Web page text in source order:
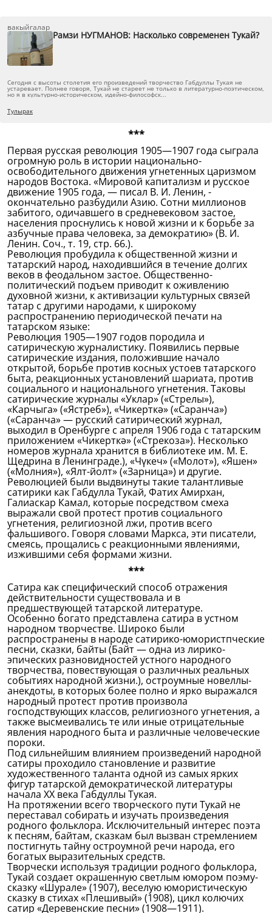
вакыйгалар
Рамзи НУГМАНОВ: Насколько современен Тукай?
Сегодня с высоты столетия его произведений творчество Габдуллы Тукая не
устаревает. Полнее говоря, Тукай не стареет не только в литературно-поэтическом,
но я в культурно-историческом, идейно-философск...
Тулырак
***
Первая русская революция 1905—1907 года сыграла
огромную роль в истории национально-
освободительного движения угнетенных царизмом
народов Востока. «Мировой капитализм и русское
движение 1905 года, — писал В. И. Ленин, -
окончательно разбудили Азию. Сотни миллионов
забитого, одичавшего в средневековом застое,
населения проснулись к новой жизни и к борьбе за
азбучные права человека, за демократию» (В. И.
Ленин. Соч., т. 19, стр. 66.).
Революция пробудила к общественной жизни и
татарский народ, находившийся в течение долгих
веков в феодальном застое. Общественно-
политический подъем приводит к оживлению
духовной жизни, к активизации культурных связей
татар с другими народами, к широкому
распространению периодической печати на
татарском языке:
Революция 1905—1907 годов породила и
сатирическую журналистику. Появились первые
сатирические издания, положившие начало
открытой, борьбе против косных устоев татарского
быта, реакционных установлений шариата, против
социального и национального угнетения. Таковы
сатирические журналы «Уклар» («Стрелы»),
«Карчыга» («Ястреб»), «Чикерткә» («Саранча»)
(«Саранча» — русский сатирический журнал,
выходил в Оренбурге с апреля 1906 года с татарским
приложением «Чикерткә» («Стрекоза»). Несколько
номеров журнала хранится в библиотеке им. М. Е.
Щедрина в Ленинграде.), «Чүкеч» («Молот»), «Яшен»
(«Молния»), «Ялт-йолт» («Зарница») и другие.
Революцией были выдвинуты такие талантливые
сатирики как Габдулла Тукай, Фатих Амирхан,
Галиаскар Камал, которые посредством смеха
выражали свой протест против социального
угнетения, религиозной лжи, против всего
фальшивого. Говоря словами Маркса, эти писатели,
смеясь, прощались с реакционными явлениями,
изжившими себя формами жизни.
***
Сатира как специфический способ отражения
действительности существовала и в
предшествующей татарской литературе.
Особенно богато представлена сатира в устном
народном творчестве. Широко были
распространены в народе сатирико-юмористпческие
песни, сказки, байты (Байт — одна из лирико-
эпических разновидностей устного народного
творчества, повествующая о различных реальных
событиях народной жизни.), остроумные новеллы-
анекдоты, в которых более полно и ярко выражался
народный протест против произвола
господствующих классов, религиозного угнетения, а
также высмеивались те или иные отрицательные
явления народного быта и различные человеческие
пороки.
Под сильнейшим влиянием произведений народной
сатиры проходило становление и развитие
художественного таланта одной из самых ярких
фигур татарской демократической литературы
начала XX века Габдуллы Тукая.
На протяжении всего творческого пути Тукай не
переставал собирать и изучать произведения
родного фольклора. Исключительный интерес поэта
к песням, байтам, сказкам был вызван стремлением
постигнуть тайну остроумной речи народа, его
богатых выразительных средств.
Творчески используя традиции родного фольклора,
Тукай создает окрашенную светлым юмором поэму-
сказку «Шурале» (1907), веселую юмористическую
сказку в стихах «Плешивый» (1908), цикл колючих
сатир «Деревенские песни» (1908—1911).